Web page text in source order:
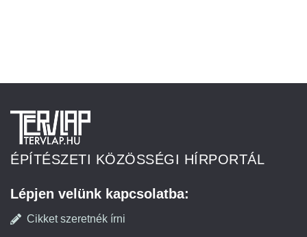
ÉPÍTÉSZETI KÖZÖSSÉGI HÍRPORTÁL
Lépjen velünk kapcsolatba:
Cikket szeretnék írni